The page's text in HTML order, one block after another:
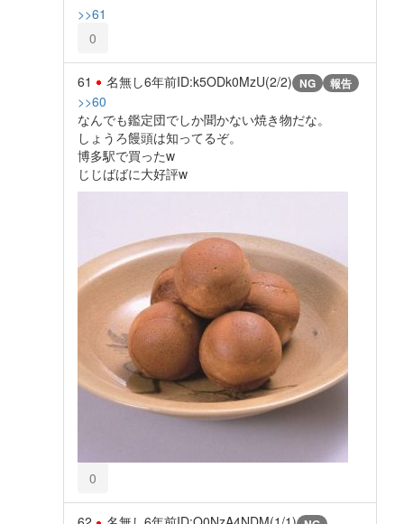
>>61
0
61 名無し6年前ID:k5ODk0MzU(2/2) NG 報告
>>60
なんでも鑑定団でしか聞かない焼き物だな。
しょうろ饅頭は知ってるぞ。
博多駅で買ったw
じじばばに大好評w
0